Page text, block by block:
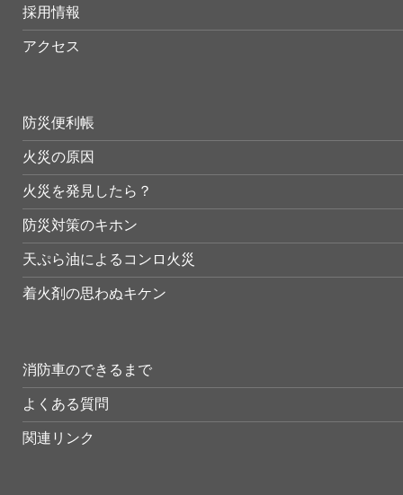
採用情報
アクセス
防災便利帳
火災の原因
火災を発見したら？
防災対策のキホン
天ぷら油によるコンロ火災
着火剤の思わぬキケン
消防車のできるまで
よくある質問
関連リンク